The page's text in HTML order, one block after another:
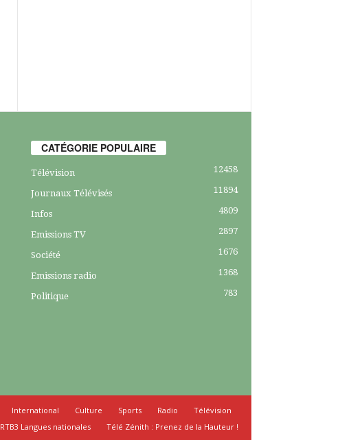
CATÉGORIE POPULAIRE
Télévision 12458
Journaux Télévisés 11894
Infos 4809
Emissions TV 2897
Société 1676
Emissions radio 1368
Politique 783
International Culture Sports Radio
Télévision
RTB3 Langues nationales Télé Zénith : Prenez de la Hauteur !